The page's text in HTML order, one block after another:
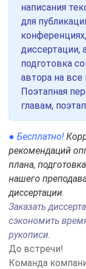
написания
для
диссертации,
подготовка
автора на
Поэтапная
главам,
● Бесплатно!
рекомендаций
плана,
нашего
диссертации.
Заказать
сэкономить
рукописи.
До встречи!
Команда